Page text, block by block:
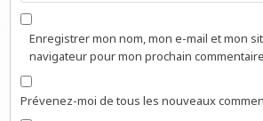
Enregistrer mon nom, mon e-mail et mon
navigateur pour mon prochain
Prévenez-moi de tous les nouveaux